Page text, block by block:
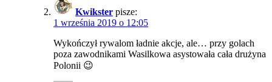
Kwikster pisze:
1 września 2019 o 12:05
Wykończył rywalom ładnie akcje, ale… przy golach
poza zawodnikami Wasilkowa asystowała cała drużyna
Polonii 😉